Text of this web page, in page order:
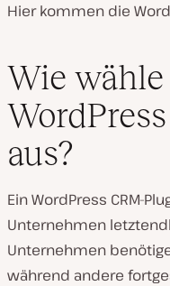
Hier kommen die
Wie wähle
aus?
Ein WordPress CRM-
Unternehmen
Unternehmen
während andere